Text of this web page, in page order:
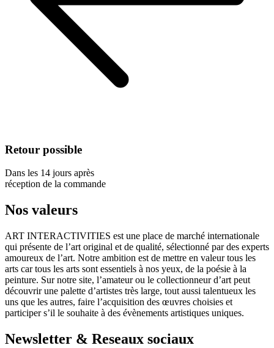
Retour possible
Dans les 14 jours après
réception de la commande
Nos valeurs
ART INTERACTIVITIES est une place de marché internationale
qui présente de l’art original et de qualité, sélectionné par des experts
amoureux de l’art. Notre ambition est de mettre en valeur tous les
arts car tous les arts sont essentiels à nos yeux, de la poésie à la
peinture. Sur notre site, l’amateur ou le collectionneur d’art peut
découvrir une palette d’artistes très large, tout aussi talentueux les
uns que les autres, faire l’acquisition des œuvres choisies et
participer s’il le souhaite à des évènements artistiques uniques.
Newsletter & Reseaux sociaux